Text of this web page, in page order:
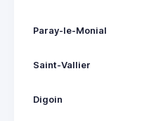
Paray-le-Monial
Saint-Vallier
Digoin